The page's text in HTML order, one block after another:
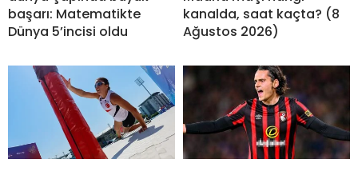
başarı: Matematikte
Dünya 5’incisi oldu
kanalda, saat kaçta? (8
Ağustos 2026)